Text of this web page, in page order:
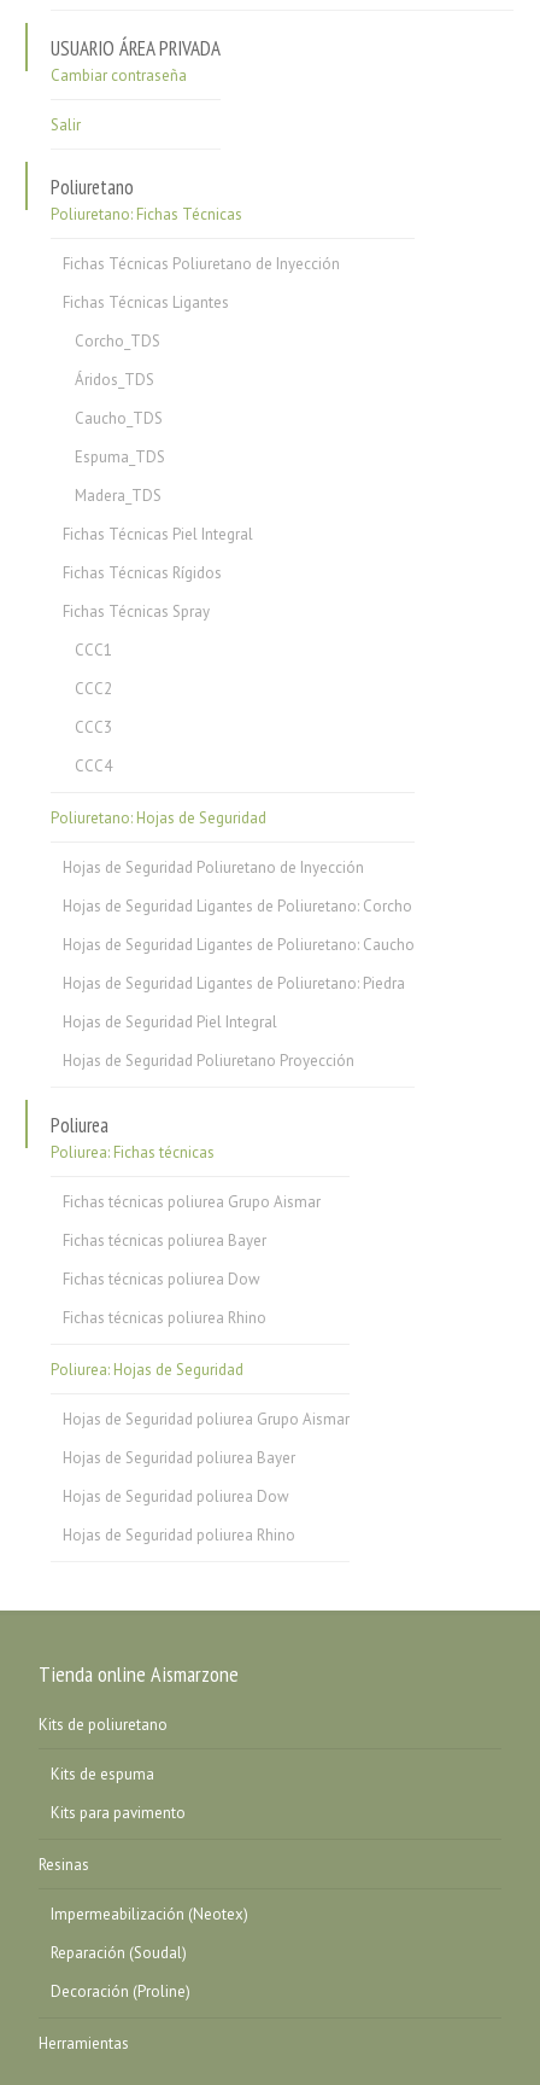
USUARIO ÁREA PRIVADA
Cambiar contraseña
Salir
Poliuretano
Poliuretano: Fichas Técnicas
Fichas Técnicas Poliuretano de Inyección
Fichas Técnicas Ligantes
Corcho_TDS
Áridos_TDS
Caucho_TDS
Espuma_TDS
Madera_TDS
Fichas Técnicas Piel Integral
Fichas Técnicas Rígidos
Fichas Técnicas Spray
CCC1
CCC2
CCC3
CCC4
Poliuretano: Hojas de Seguridad
Hojas de Seguridad Poliuretano de Inyección
Hojas de Seguridad Ligantes de Poliuretano: Corcho
Hojas de Seguridad Ligantes de Poliuretano: Caucho
Hojas de Seguridad Ligantes de Poliuretano: Piedra
Hojas de Seguridad Piel Integral
Hojas de Seguridad Poliuretano Proyección
Poliurea
Poliurea: Fichas técnicas
Fichas técnicas poliurea Grupo Aismar
Fichas técnicas poliurea Bayer
Fichas técnicas poliurea Dow
Fichas técnicas poliurea Rhino
Poliurea: Hojas de Seguridad
Hojas de Seguridad poliurea Grupo Aismar
Hojas de Seguridad poliurea Bayer
Hojas de Seguridad poliurea Dow
Hojas de Seguridad poliurea Rhino
Tienda online Aismarzone
Kits de poliuretano
Kits de espuma
Kits para pavimento
Resinas
Impermeabilización (Neotex)
Reparación (Soudal)
Decoración (Proline)
Herramientas